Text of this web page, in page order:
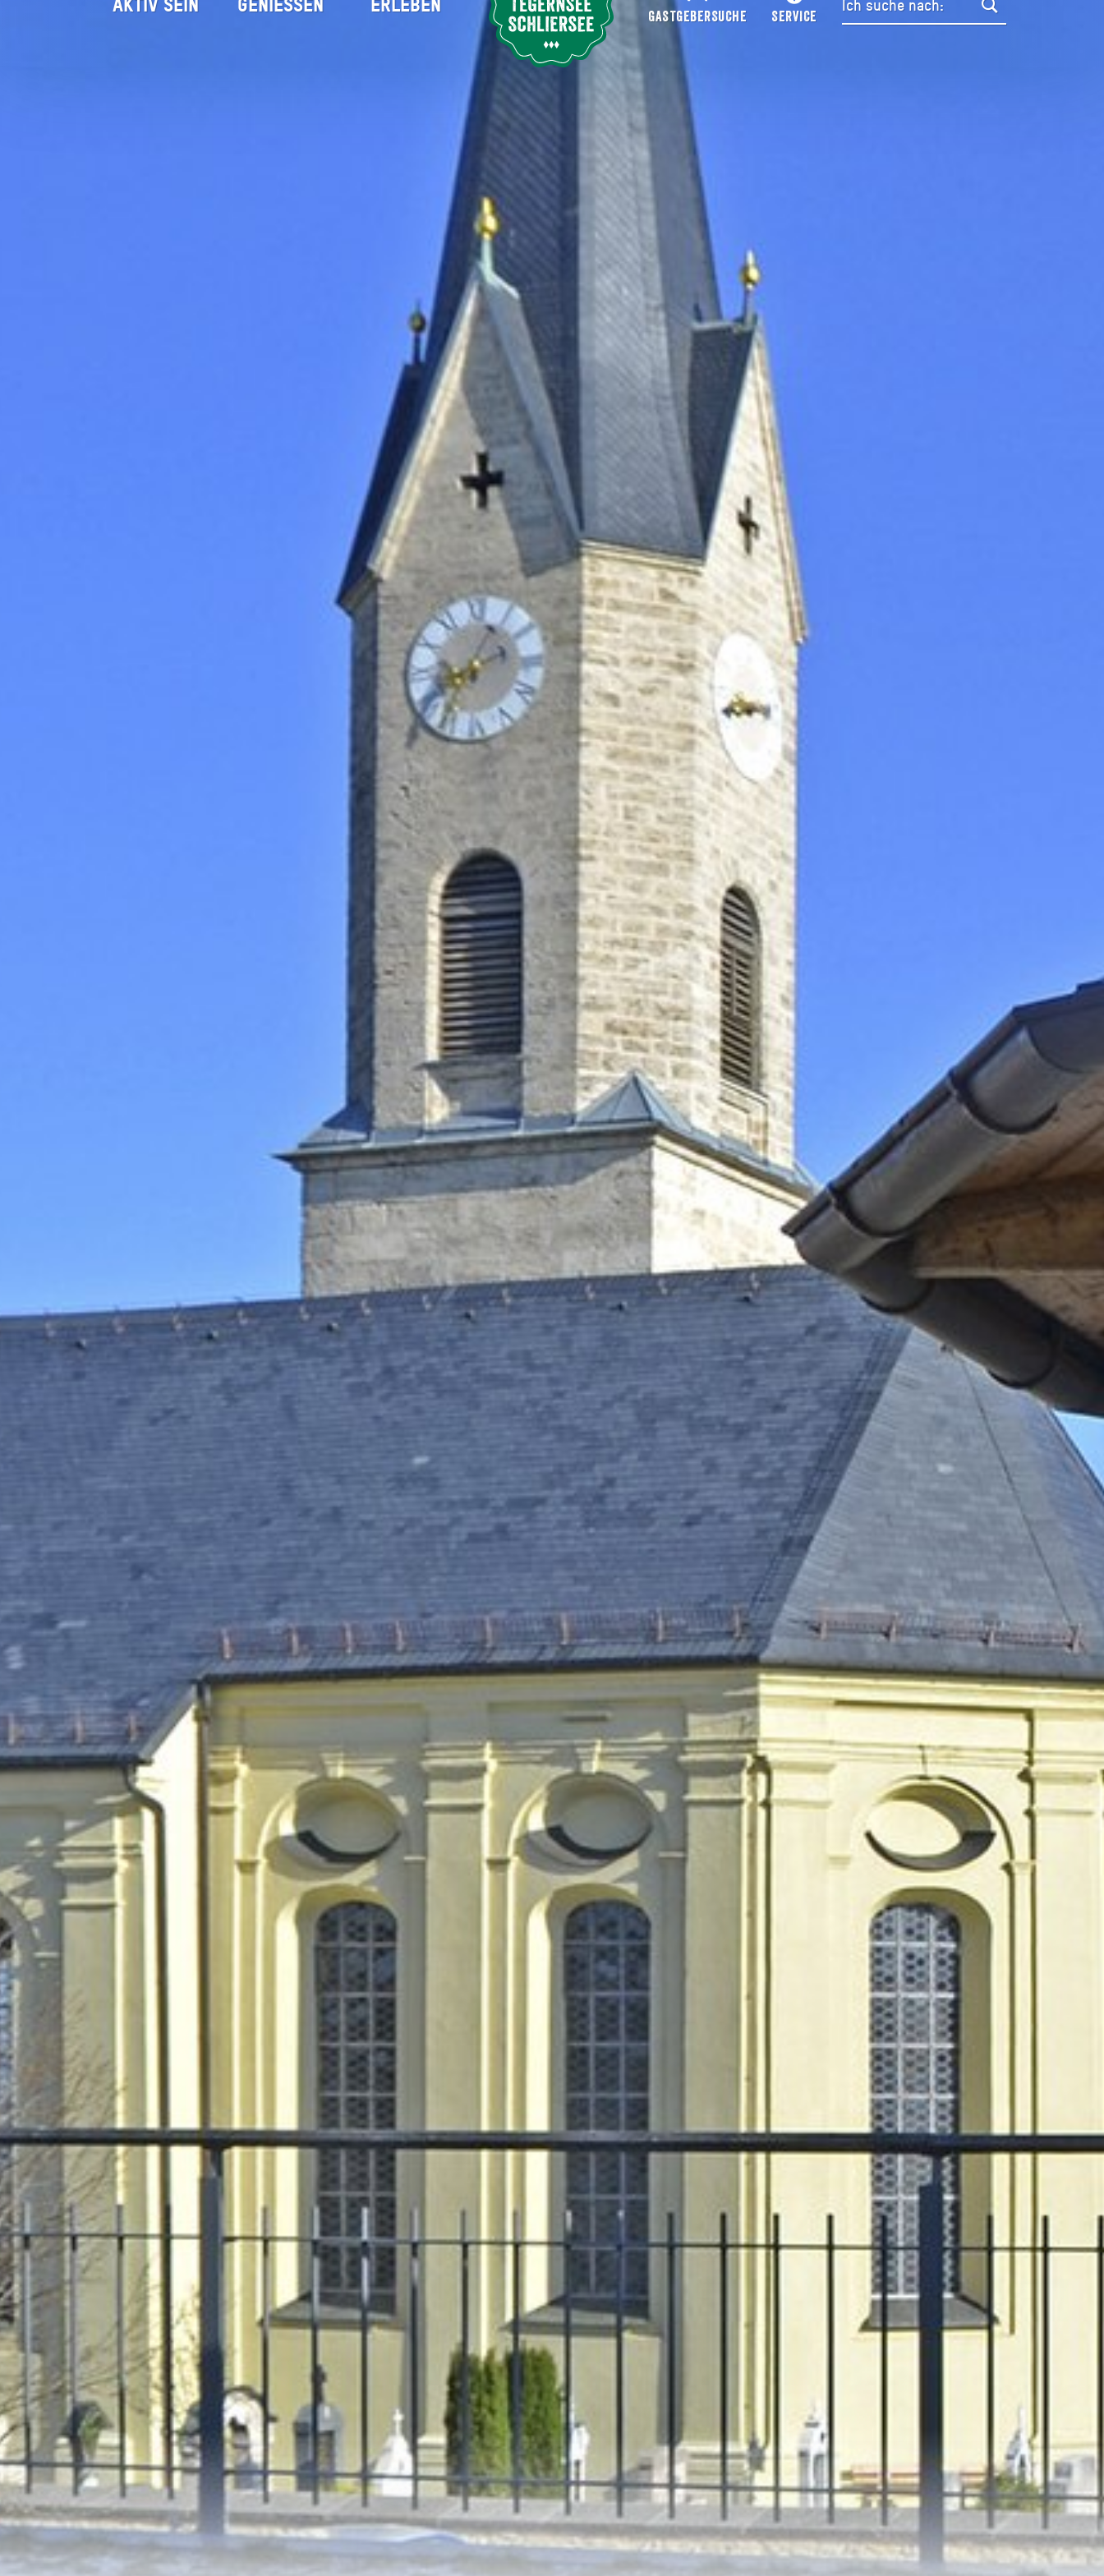
AKTIV SEIN GENIESSEN ERLEBEN
GASTGEBERSUCHE SERVICE
Suche abschicken